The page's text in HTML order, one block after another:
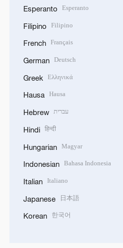
Esperanto Esperanto
Filipino Filipino
French Français
German Deutsch
Greek Ελληνικά
Hausa Hausa
Hebrew עברית
Hindi हिन्दी
Hungarian Magyar
Indonesian Bahasa Indonesia
Italian Italiano
Japanese 日本語
Korean 한국어